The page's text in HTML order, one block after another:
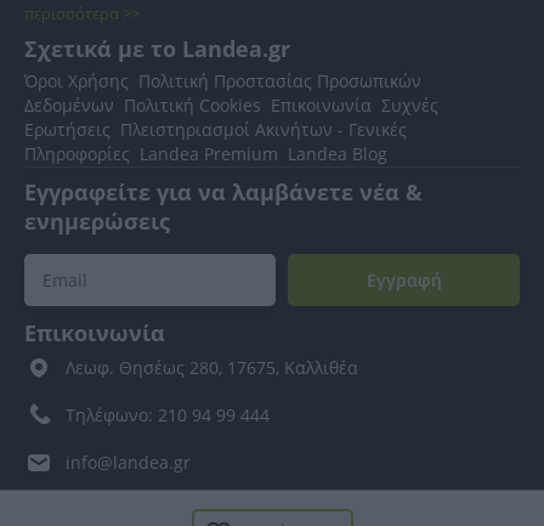
περισσότερα >>
Σχετικά με το Landea.gr
Όροι Χρήσης Πολιτική Προστασίας Προσωπικών
Δεδομένων Πολιτική Cookies Επικοινωνία Συχνές
Ερωτήσεις Πλειστηριασμοί Ακινήτων - Γενικές
Πληροφορίες Landea Premium Landea Blog
Εγγραφείτε για να λαμβάνετε νέα &
ενημερώσεις
Εγγραφή
Επικοινωνία
Λεωφ. Θησέως 280, 17675, Καλλιθέα
Τηλέφωνο: 210 94 99 444
info@landea.gr